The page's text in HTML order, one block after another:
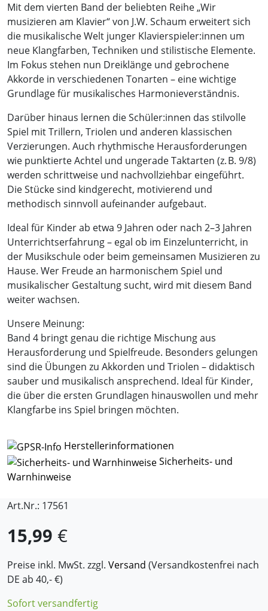
Mit dem vierten Band der beliebten Reihe „Wir
musizieren am Klavier“ von J.W. Schaum erweitert sich
die musikalische Welt junger Klavierspieler:innen um
neue Klangfarben, Techniken und stilistische Elemente.
Im Fokus stehen nun Dreiklänge und gebrochene
Akkorde in verschiedenen Tonarten – eine wichtige
Grundlage für musikalisches Harmonieverständnis.
Darüber hinaus lernen die Schüler:innen das stilvolle
Spiel mit Trillern, Triolen und anderen klassischen
Verzierungen. Auch rhythmische Herausforderungen
wie punktierte Achtel und ungerade Taktarten (z. B. 9/8)
werden schrittweise und nachvollziehbar eingeführt.
Die Stücke sind kindgerecht, motivierend und
methodisch sinnvoll aufeinander aufgebaut.
Ideal für Kinder ab etwa 9 Jahren oder nach 2–3 Jahren
Unterrichtserfahrung – egal ob im Einzelunterricht, in
der Musikschule oder beim gemeinsamen Musizieren zu
Hause. Wer Freude an harmonischem Spiel und
musikalischer Gestaltung sucht, wird mit diesem Band
weiter wachsen.
Unsere Meinung:
Band 4 bringt genau die richtige Mischung aus
Herausforderung und Spielfreude. Besonders gelungen
sind die Übungen zu Akkorden und Triolen – didaktisch
sauber und musikalisch ansprechend. Ideal für Kinder,
die über die ersten Grundlagen hinauswollen und mehr
Klangfarbe ins Spiel bringen möchten.
Herstellerinformationen
Sicherheits- und
Warnhinweise
Art.Nr.: 17561
15,99 €
Preise inkl. MwSt. zzgl. Versand (Versandkostenfrei nach
DE ab 40,- €)
Sofort versandfertig